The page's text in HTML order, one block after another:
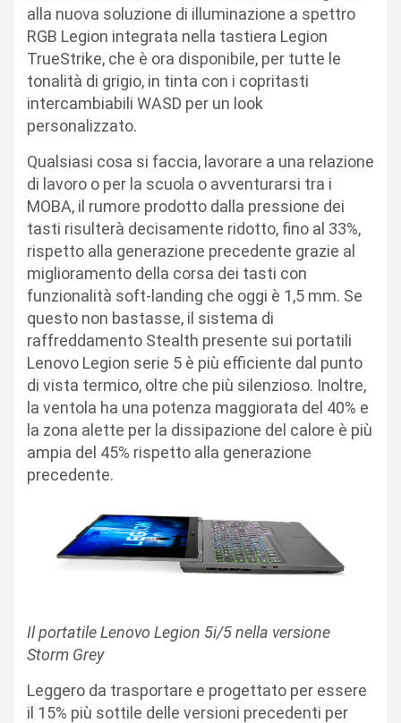
alla nuova soluzione di illuminazione a spettro
RGB Legion integrata nella tastiera Legion
TrueStrike, che è ora disponibile, per tutte le
tonalità di grigio, in tinta con i copritasti
intercambiabili WASD per un look
personalizzato.
Qualsiasi cosa si faccia, lavorare a una relazione
di lavoro o per la scuola o avventurarsi tra i
MOBA, il rumore prodotto dalla pressione dei
tasti risulterà decisamente ridotto, fino al 33%,
rispetto alla generazione precedente grazie al
miglioramento della corsa dei tasti con
funzionalità soft-landing che oggi è 1,5 mm. Se
questo non bastasse, il sistema di
raffreddamento Stealth presente sui portatili
Lenovo Legion serie 5 è più efficiente dal punto
di vista termico, oltre che più silenzioso. Inoltre,
la ventola ha una potenza maggiorata del 40% e
la zona alette per la dissipazione del calore è più
ampia del 45% rispetto alla generazione
precedente.
Il portatile Lenovo Legion 5i/5 nella versione
Storm Grey
Leggero da trasportare e progettato per essere
il 15% più sottile delle versioni precedenti per